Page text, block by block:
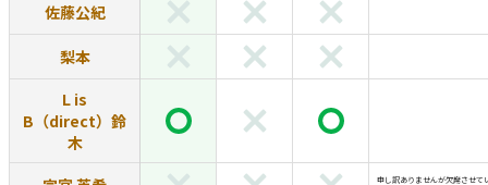
佐藤公紀
梨本
L is
B（direct）鈴
木
申し訳ありませんが欠席させて